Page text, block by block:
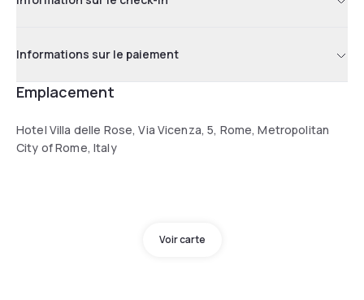
Informations sur le paiement
Emplacement
Hotel Villa delle Rose, Via Vicenza, 5, Rome, Metropolitan
City of Rome, Italy
Voir carte